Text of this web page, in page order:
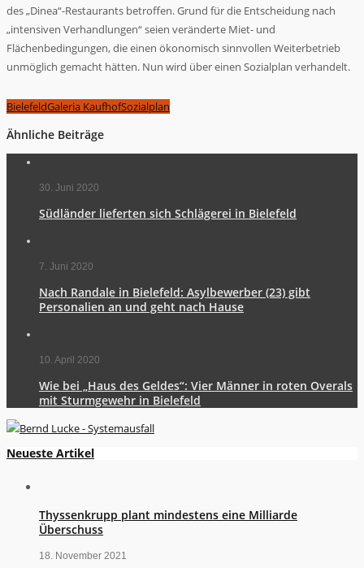
des „Dinea“-Restaurants betroffen. Grund für die Entscheidung nach
„intensiven Verhandlungen“ seien veränderte Miet- und
Flächenbedingungen, die einen ökonomisch sinnvollen Weiterbetrieb
unmöglich gemacht hätten. Nun wird über einen Sozialplan verhandelt.
BielefeldGaleria KaufhofSozialplan
Ähnliche Beiträge
30. Juni 2020
Südländer lieferten sich Schlägerei in Bielefeld
7. Juni 2020
Nach Randale in Bielefeld: Asylbewerber (23) gibt
Personalien an und geht nach Hause
10. April 2020
Wie bei „Haus des Geldes“: Vier Männer in roten Overals
mit Sturmgewehr in Bielefeld
Neueste Artikel
Thyssenkrupp plant mindestens eine Milliarde
Überschuss
18. November 2021